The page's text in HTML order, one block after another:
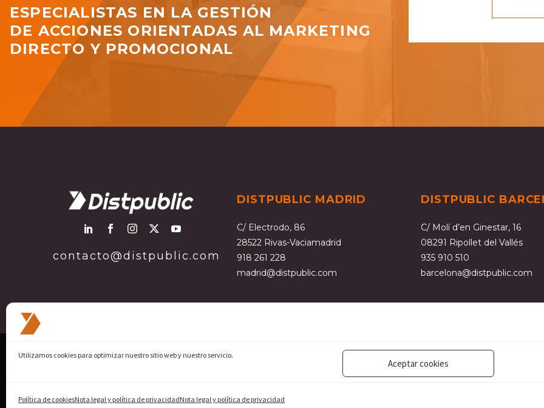
Utilizamos cookies para optimizar nuestro sitio web y nuestro servicio.
Aceptar cookies
Política de cookiesNota legal y política de privacidadNota legal y política de privacidad
ESPECIALISTAS EN LA GESTIÓN
DE ACCIONES ORIENTADAS AL MARKETING
DIRECTO Y PROMOCIONAL
contacto@distpublic.com
DISTPUBLIC MADRID
C/ Electrodo, 86
28522 Rivas-Vaciamadrid
918 261 228
madrid@distpublic.com
DISTPUBLIC
C/ Molí d’en Ginestar, 16
08291 Ripollet del Vallés
935 910 510
barcelona@distpublic.com
Nota legal y política de privacidad Normativa de cookies
Web alojada en: Turiabyte Servicios Tecnológicos